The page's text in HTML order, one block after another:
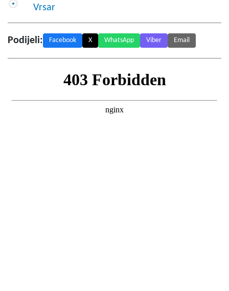
Vrsar
Podijeli: Facebook X WhatsApp Viber Email